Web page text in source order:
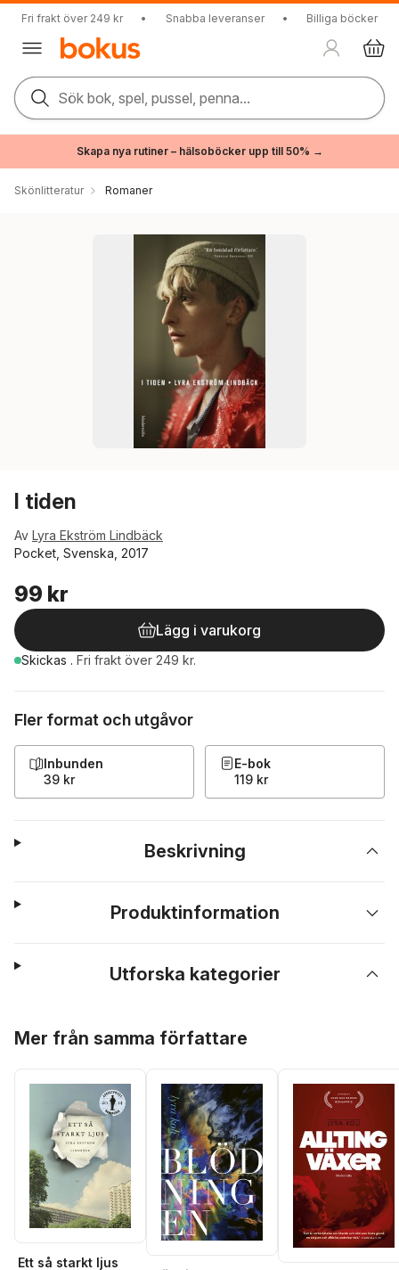
Fri frakt över 249 kr • Snabba leveranser • Billiga böcker
Sök bok, spel, pussel, penna...
Skapa nya rutiner – hälsoböcker upp till 50% →
Skönlitteratur Romaner
I tiden
Av Lyra Ekström Lindbäck
Pocket, Svenska, 2017
99 kr
Lägg i varukorg
Skickas . Fri frakt över 249 kr.
Fler format och utgåvor
Inbunden
39 kr
E-bok
119 kr
Beskrivning
Produktinformation
Utforska kategorier
Mer från samma författare
Ett så starkt ljus